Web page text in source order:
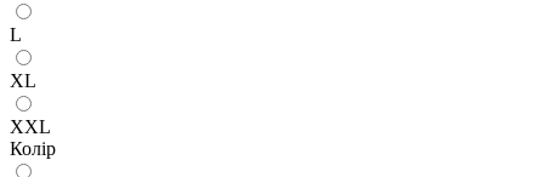
L
XL
XXL
Колір